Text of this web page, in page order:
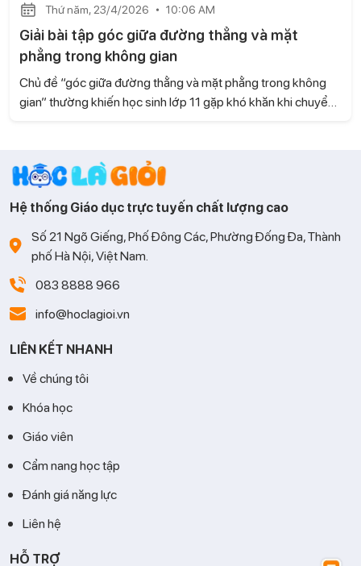
Thứ năm, 23/4/2026 10:06 AM
Giải bài tập góc giữa đường thẳng và mặt
phẳng trong không gian
Chủ đề “góc giữa đường thẳng và mặt phẳng trong không
gian” thường khiến học sinh lớp 11 gặp khó khăn khi chuyển
giải giúp bạn tiếp cận dạng toán này một cách hiệu quả nhé!
Hệ thống Giáo dục trực tuyến chất lượng cao
Số 21 Ngõ Giếng, Phố Đông Các, Phường Đống Đa, Thành
phố Hà Nội, Việt Nam.
083 8888 966
info@hoclagioi.vn
LIÊN KẾT NHANH
Về chúng tôi
Khóa học
Giáo viên
Cẩm nang học tập
Đánh giá năng lực
Liên hệ
HỖ TRỢ